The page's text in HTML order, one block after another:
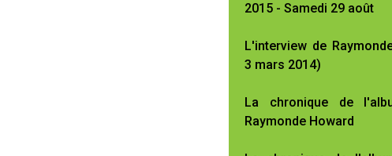
2015 - Samedi 29 août
L'interview de
3 mars 2014)
La chronique de
Raymonde Howard